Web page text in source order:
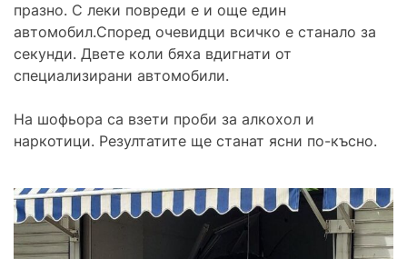
празно. С леки повреди е и още един
автомобил.Според очевидци всичко е станало за
секунди. Двете коли бяха вдигнати от
специализирани автомобили.
На шофьора са взети проби за алкохол и
наркотици. Резултатите ще станат ясни по-късно.